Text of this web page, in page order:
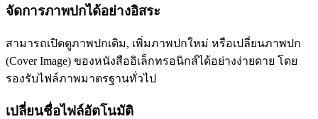
จัดการภาพปกได้อย่างอิสระ
สามารถเปิดดูภาพปกเดิม, เพิ่มภาพปกใหม่ หรือเปลี่ยนภาพปก
(Cover Image) ของหนังสืออิเล็กทรอนิกส์ได้อย่างง่ายดาย โดย
รองรับไฟล์ภาพมาตรฐานทั่วไป
เปลี่ยนชื่อไฟล์อัตโนมัติ